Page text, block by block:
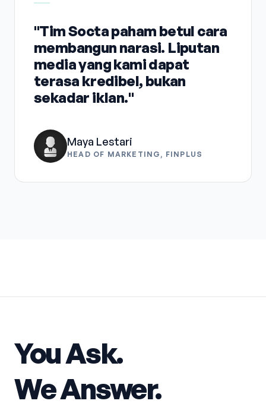
"Tim Socta paham betul cara
membangun narasi. Liputan
media yang kami dapat
terasa kredibel, bukan
sekadar iklan."
Maya Lestari
HEAD OF MARKETING, FINPLUS
You Ask.
We Answer.